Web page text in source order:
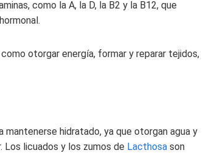
como la A, la D, la B2 y la B12, que
otorgar energía, formar y reparar tejidos,
hidratado, ya que otorgan agua y
licuados y los zumos de Lacthosa son